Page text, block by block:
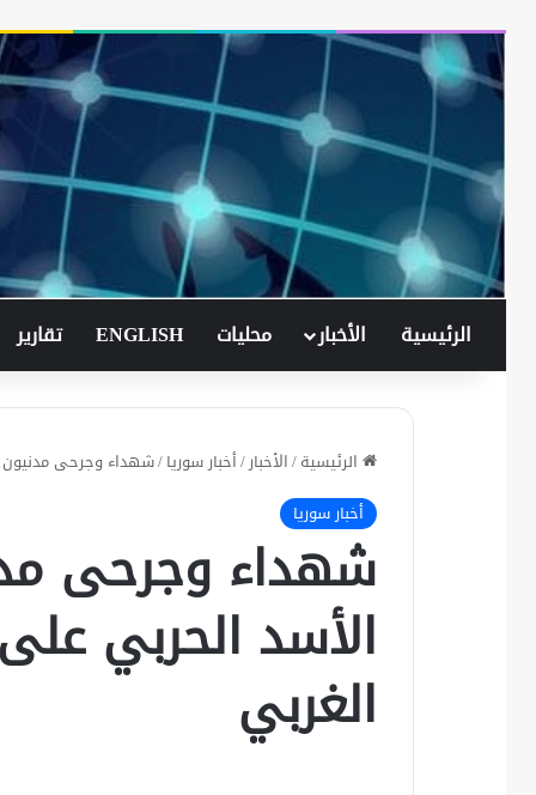
الرئيسية الأخبار محليات ENGLISH تقارير
الرئيسية/الأخبار/أخبار سوريا/شهداء وجرحى مدنيون
أخبار سوريا
شهداء وجرحى
الأسد الحربي
الغربي